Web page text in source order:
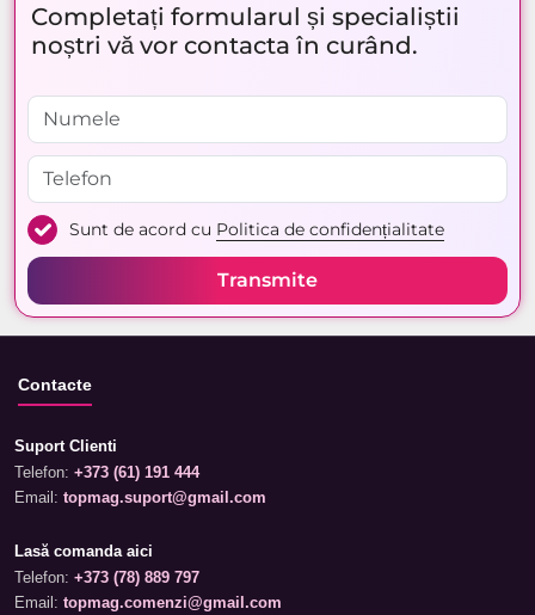
Completați formularul și specialiștii
noștri vă vor contacta în curând.
Sunt de acord cu Politica de confidențialitate
Transmite
Contacte
Suport Clienti
Telefon: +373 (61) 191 444
Email: topmag.suport@gmail.com
Lasă comanda aici
Telefon: +373 (78) 889 797
Email: topmag.comenzi@gmail.com